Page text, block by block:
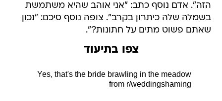
הזה". אדם נוסף כתב: "אני אוהב שהיא משתמשת
בשמלה שלה כיתרון בקרב". צופה נוסף סיכם: "נכון
שאתם פשוט מתים על חתונות?".
צפו בתיעוד
Yes, that's the bride brawling in the meadow
from r/weddingshaming